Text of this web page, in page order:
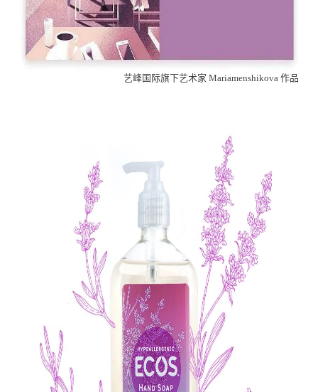
艺峰国际旗下艺术家 Mariamenshikova 作品